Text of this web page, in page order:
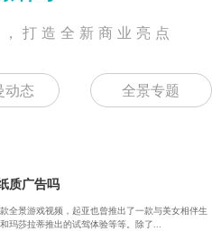
打造全新商业亮点
动态 全景专题
质广告吗
全景游戏视频，起亚也曾推出了一款与美女相伴生
玛莎拉蒂推出的试驾体验等等。除了...